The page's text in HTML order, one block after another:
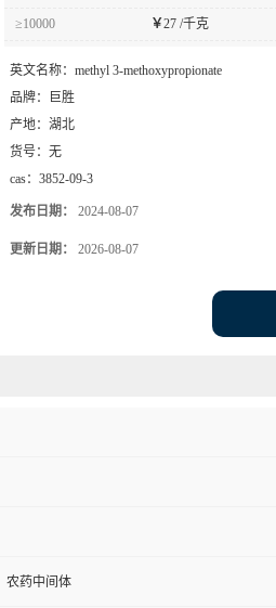
≥10000 ￥27 /千克
英文名称： methyl 3-methoxypropionate
品牌：
巨胜
产地： 湖北
货号： 无
cas： 3852-09-3
发布日期： 2024-08-07
更新日期： 2026-08-07
农药中间体